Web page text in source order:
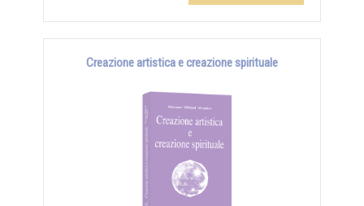
Creazione artistica e creazione spirituale